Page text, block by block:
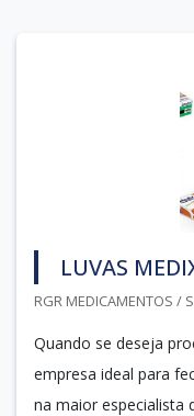
LUVAS
RGR MEDICAMENTOS /
Quando se deseja
empresa ideal para
na maior especialista